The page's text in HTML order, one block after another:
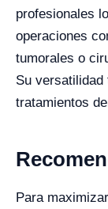
profesionales
operaciones
tumorales o
Su versatilidad
tratamientos
Para